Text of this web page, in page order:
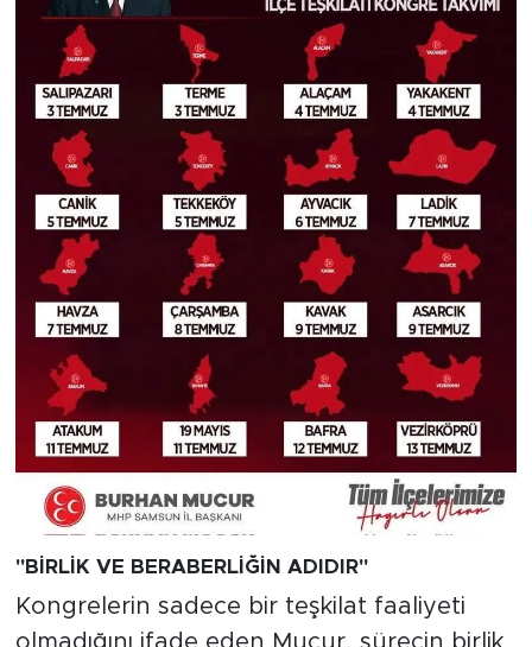
"BİRLİK VE BERABERLİĞİN ADIDIR"
Kongrelerin sadece bir teşkilat faaliyeti